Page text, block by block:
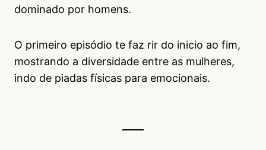
dominado por homens.
O primeiro episódio te faz rir do inicio ao fim,
mostrando a diversidade entre as mulheres,
indo de piadas físicas para emocionais.